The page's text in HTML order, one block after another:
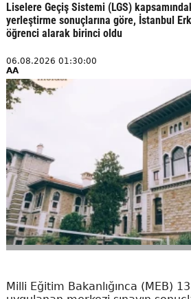
Liselere Geçiş Sistemi (LGS)
yerleştirme sonuçlarına göre, İstanbul
öğrenci alarak birinci oldu
06.08.2026 01:30:00
AA
Milli Eğitim Bakanlığınca (MEB)